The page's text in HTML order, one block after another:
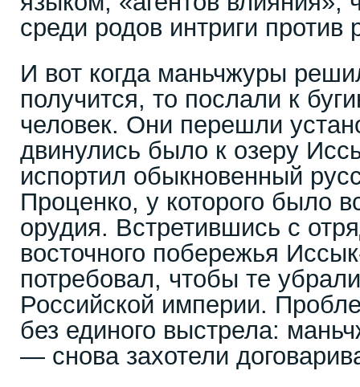
среди родов интриги против
И вот когда маньчжуры
получится, то послали к
человек. Они перешли
двинулись было к озеру
испортил обыкновенный
Проценко, у которого было
орудия. Встретившись с
восточного побережья
потребовал, чтобы те
Российской империи.
без единого выстрела:
— снова захотели